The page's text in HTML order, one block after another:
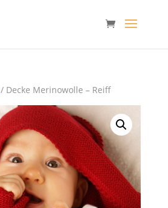
/ Decke Merinowolle – Reiff